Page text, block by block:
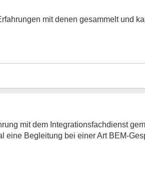
mit denen gesammelt und
mit dem Integrationsfachdienst
eine Begleitung bei einer Art BEM-